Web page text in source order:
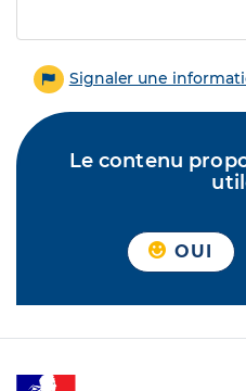
Signaler une
Le contenu
OUI